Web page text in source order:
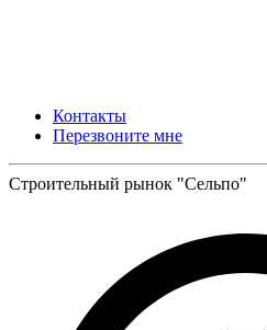
Контакты
Перезвоните мне
Строительный рынок "Сельпо"